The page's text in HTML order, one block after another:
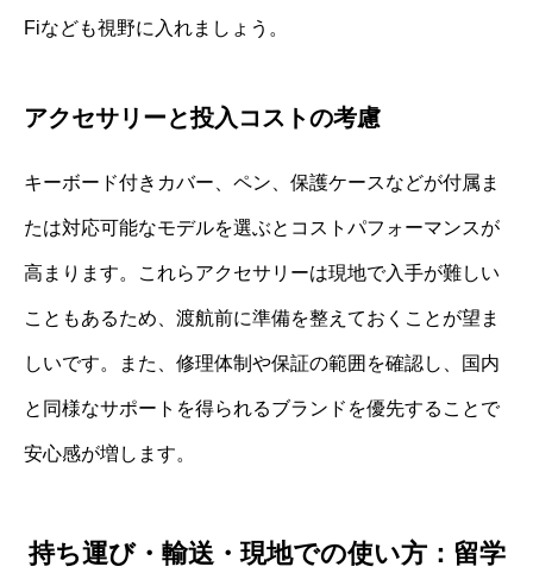
Fiなども視野に入れましょう。
アクセサリーと投入コストの考慮
キーボード付きカバー、ペン、保護ケースなどが付属ま
たは対応可能なモデルを選ぶとコストパフォーマンスが
高まります。これらアクセサリーは現地で入手が難しい
こともあるため、渡航前に準備を整えておくことが望ま
しいです。また、修理体制や保証の範囲を確認し、国内
と同様なサポートを得られるブランドを優先することで
安心感が増します。
持ち運び・輸送・現地での使い方：留学